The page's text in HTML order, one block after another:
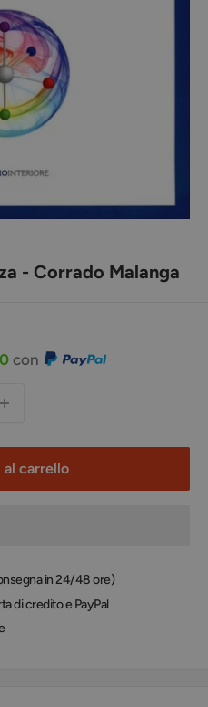
- Corrado Malanga
con
carrello
in 24/48 ore)
di credito e PayPal